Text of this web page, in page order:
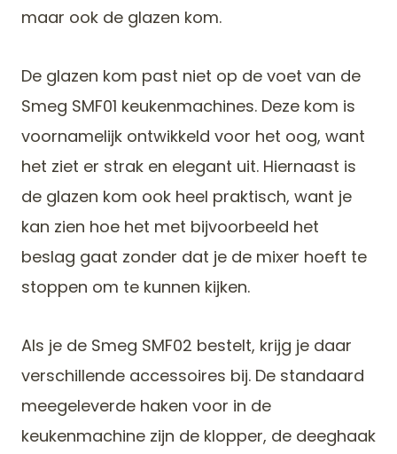
maar ook de glazen kom.
De glazen kom past niet op de voet van de
Smeg SMF01 keukenmachines. Deze kom is
voornamelijk ontwikkeld voor het oog, want
het ziet er strak en elegant uit. Hiernaast is
de glazen kom ook heel praktisch, want je
kan zien hoe het met bijvoorbeeld het
beslag gaat zonder dat je de mixer hoeft te
stoppen om te kunnen kijken.
Als je de Smeg SMF02 bestelt, krijg je daar
verschillende accessoires bij. De standaard
meegeleverde haken voor in de
keukenmachine zijn de klopper, de deeghaak